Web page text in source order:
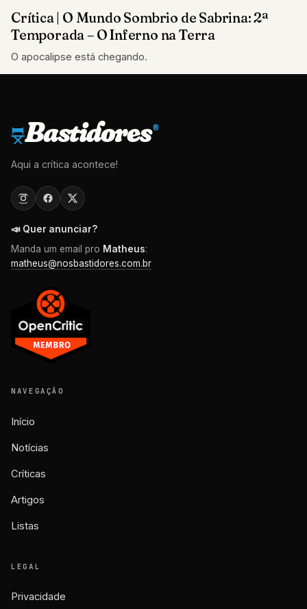
Crítica | O Mundo Sombrio de Sabrina: 2ª
Temporada – O Inferno na Terra
O apocalipse está chegando.
Bastidores®
Aqui a crítica acontece!
📣 Quer anunciar?
Manda um email pro Matheus:
matheus@nosbastidores.com.br
NAVEGAÇÃO
Início
Notícias
Críticas
Artigos
Listas
LEGAL
Privacidade